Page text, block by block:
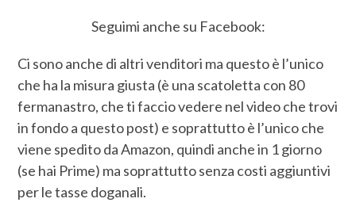
Seguimi anche su Facebook:
Ci sono anche di altri venditori ma questo è l’unico
che ha la misura giusta (è una scatoletta con 80
fermanastro, che ti faccio vedere nel video che trovi
in fondo a questo post) e soprattutto è l’unico che
viene spedito da Amazon, quindi anche in 1 giorno
(se hai Prime) ma soprattutto senza costi aggiuntivi
per le tasse doganali.